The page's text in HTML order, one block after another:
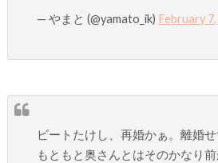
— やまと (@yamato_ik) February
ビートたけし、再婚かぁ。離婚せ
もともと奥さんとはそのかなり